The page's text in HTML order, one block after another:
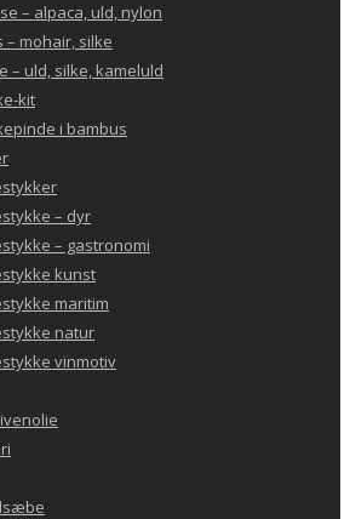
– alpaca, uld, nylon
– mohair, silke
– uld, silke, kameluld
kit
i bambus
– dyr
– gastronomi
kunst
maritim
natur
vinmotiv